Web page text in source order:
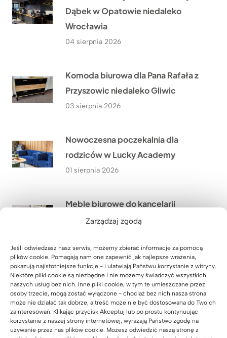
Zarządzaj zgodą
Jeśli odwiedzasz nasz serwis, możemy zbierać informacje za pomocą
plików cookie. Pomagają nam one zapewnić jak najlepsze wrażenia,
pokazują najistotniejsze funkcje - i ułatwiają Państwu korzystanie z witryny.
Niektóre pliki cookie są niezbędne i nie możemy świadczyć wszystkich
naszych usług bez nich. Inne pliki cookie, w tym te umieszczane przez
osoby trzecie, mogą zostać wyłączone - chociaż bez nich nasza strona
może nie działać tak dobrze, a treść może nie być dostosowana do Twoich
zainteresowań. Klikając przycisk Akceptuj lub po prostu kontynuując
korzystanie z naszej strony internetowej, wyrażają Państwo zgodę na
używanie przez nas plików cookie. Możesz odwiedzić naszą stronę z
Dąbek w Opatowie niedaleko
Wrocławia
04 sierpnia 2026
Komoda biurowa dla Pana Rafała z
Przyszowic niedaleko Gliwic
03 sierpnia 2026
Nowoczesna poczekalnia dla
rodziców w Lucky Academy
01 sierpnia 2026
Meble biurowe do kancelarii
adwokackiej z Krakowa
Szafa z wysuwanymi półkami na
zamówienie
30 lipca 2026
Meble dla szkoły językowej Lucky